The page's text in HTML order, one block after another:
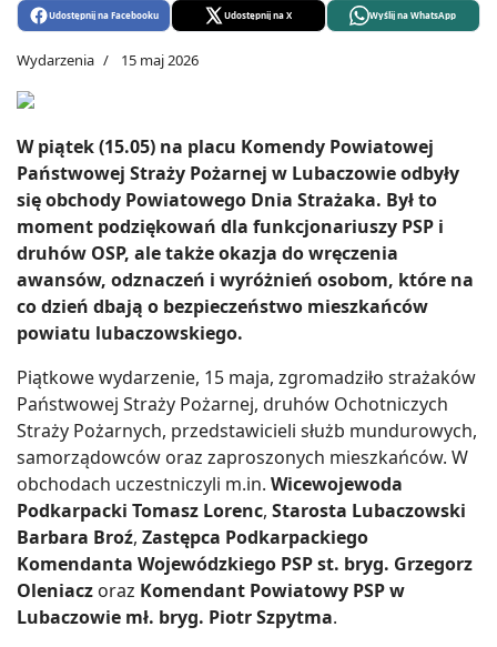
Udostępnij na Facebooku Udostępnij na X Wyślij na WhatsApp
Wydarzenia 15 maj 2026
W piątek (15.05) na placu Komendy Powiatowej
Państwowej Straży Pożarnej w Lubaczowie odbyły
się obchody Powiatowego Dnia Strażaka. Był to
moment podziękowań dla funkcjonariuszy PSP i
druhów OSP, ale także okazja do wręczenia
awansów, odznaczeń i wyróżnień osobom, które na
co dzień dbają o bezpieczeństwo mieszkańców
powiatu lubaczowskiego.
Piątkowe wydarzenie, 15 maja, zgromadziło strażaków
Państwowej Straży Pożarnej, druhów Ochotniczych
Straży Pożarnych, przedstawicieli służb mundurowych,
samorządowców oraz zaproszonych mieszkańców. W
obchodach uczestniczyli m.in. Wicewojewoda
Podkarpacki Tomasz Lorenc, Starosta Lubaczowski
Barbara Broź, Zastępca Podkarpackiego
Komendanta Wojewódzkiego PSP st. bryg. Grzegorz
Oleniacz oraz Komendant Powiatowy PSP w
Lubaczowie mł. bryg. Piotr Szpytma.